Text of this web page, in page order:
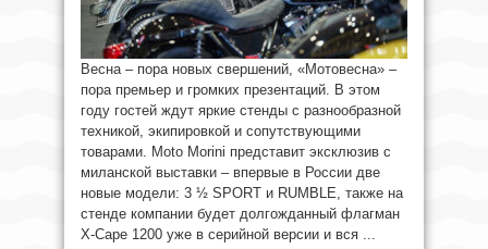
Весна – пора новых свершений, «Мотовесна» –
пора премьер и громких презентаций. В этом
году гостей ждут яркие стенды с разнообразной
техникой, экипировкой и сопутствующими
товарами. Moto Morini представит эксклюзив с
миланской выставки – впервые в России две
новые модели: 3 ½ SPORT и RUMBLE, также на
стенде компании будет долгожданный флагман
X-Cape 1200 уже в серийной версии и вся ...